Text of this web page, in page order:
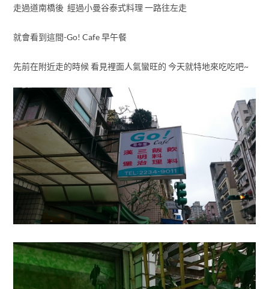
走過道南橋後 經過小曼谷泰式料理 一路往左走
就會看到這間-Go! Cafe 早午餐
先前在附近走的時候 看見裡面人氣蠻旺的 今天就特地來吃吃吧~